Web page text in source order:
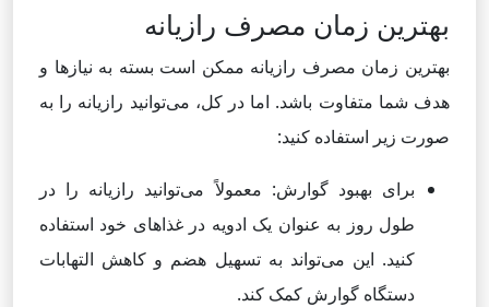
بهترین زمان مصرف رازیانه
بهترین زمان مصرف رازیانه ممکن است بسته به نیازها و
هدف شما متفاوت باشد. اما در کل، می‌توانید رازیانه را به
صورت زیر استفاده کنید:
برای بهبود گوارش: معمولاً می‌توانید رازیانه را در
طول روز به عنوان یک ادویه در غذاهای خود استفاده
کنید. این می‌تواند به تسهیل هضم و کاهش التهابات
دستگاه گوارش کمک کند.